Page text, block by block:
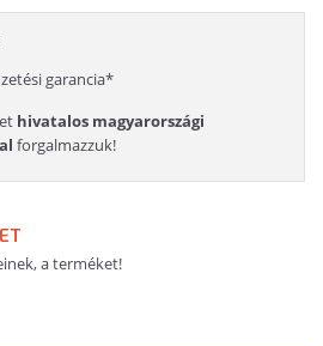
garancia*
hivatalos magyarországi
forgalmazzuk!
a terméket!